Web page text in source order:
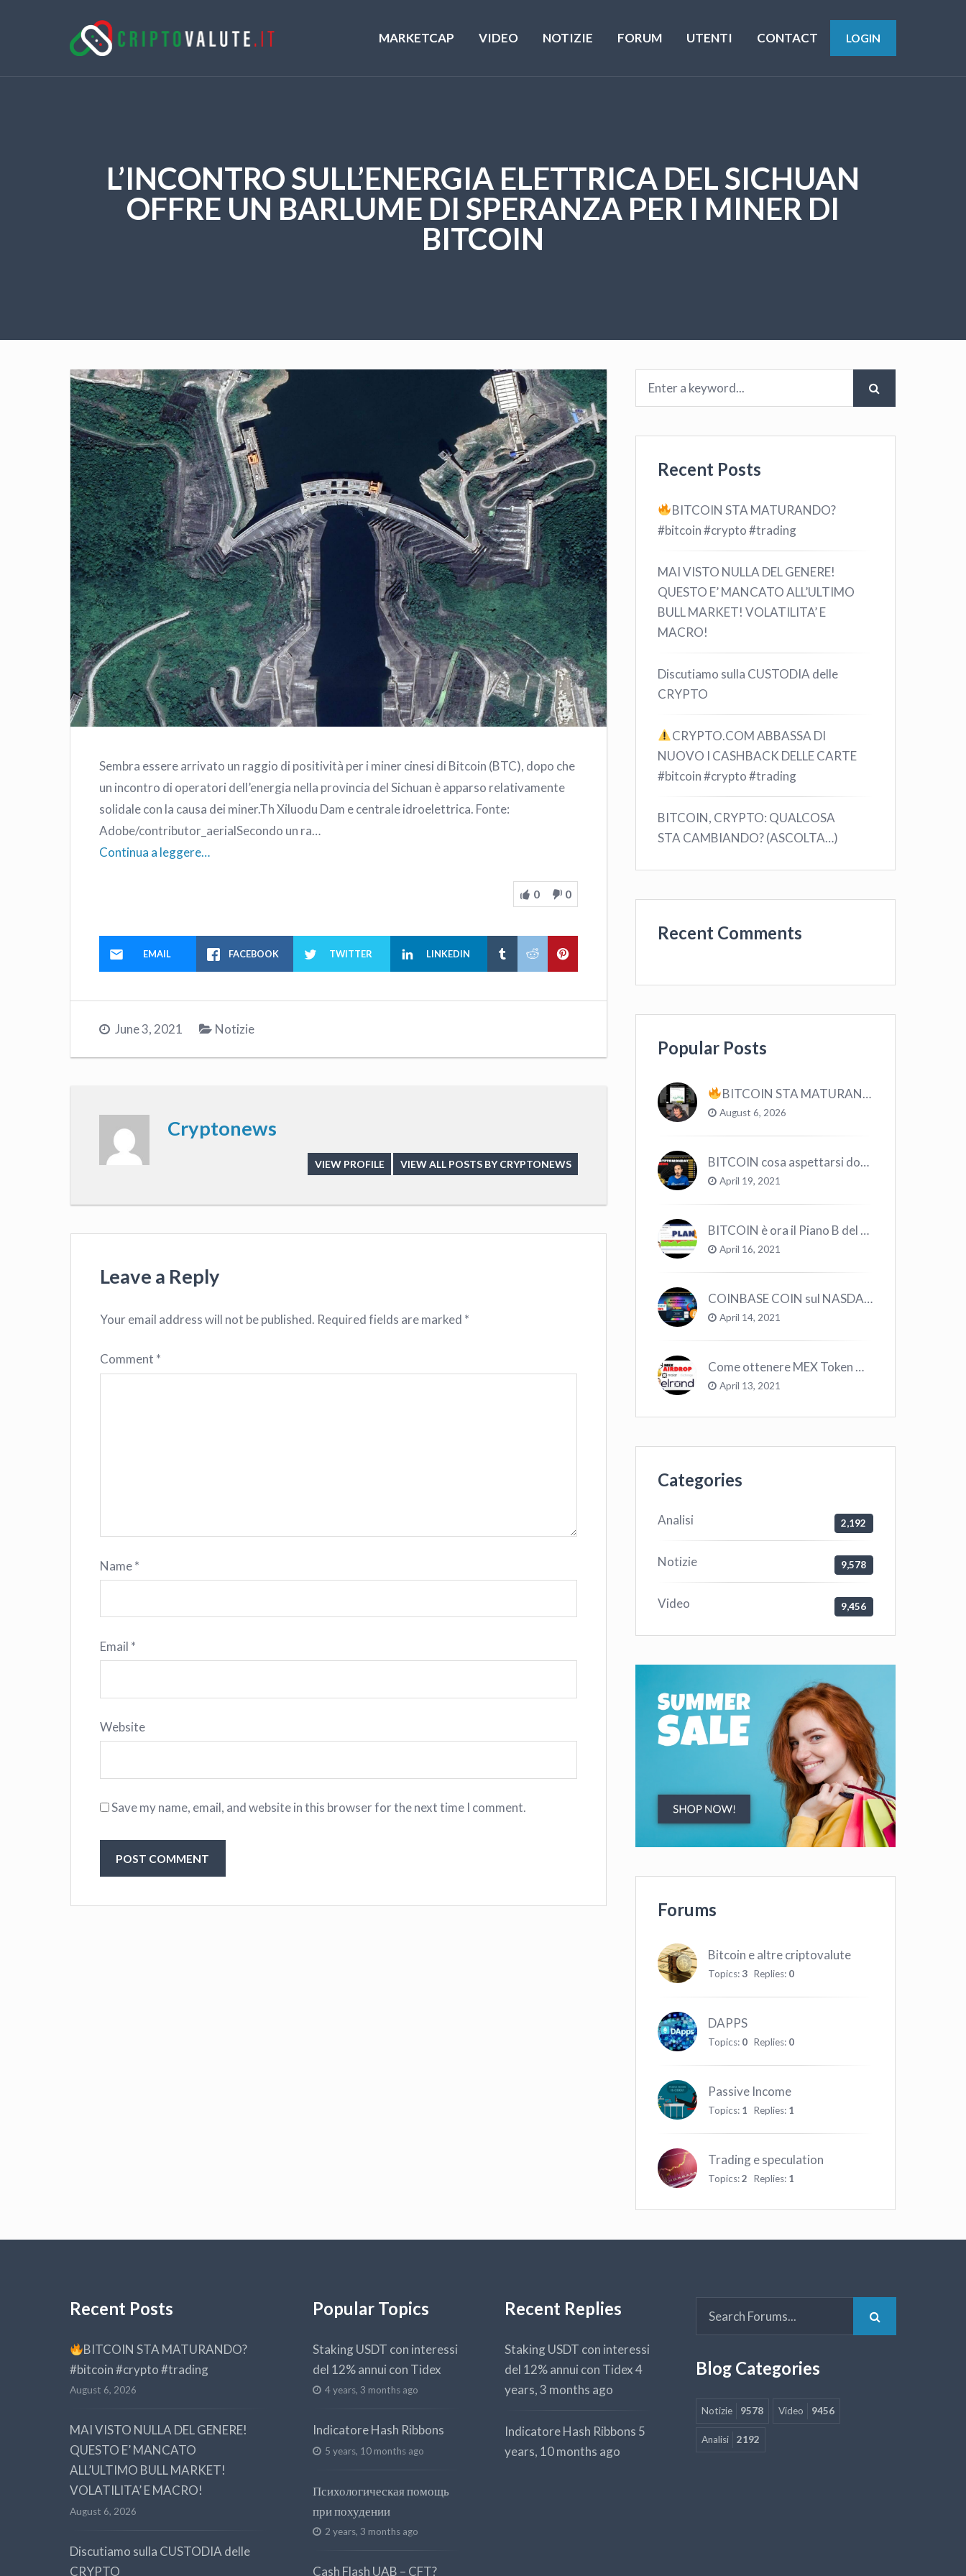
MARKETCAP VIDEO NOTIZIE FORUM UTENTI CONTACT LOGIN
L’INCONTRO SULL’ENERGIA ELETTRICA DEL SICHUAN
OFFRE UN BARLUME DI SPERANZA PER I MINER DI
BITCOIN
Sembra essere arrivato un raggio di positività per i miner cinesi di Bitcoin (BTC), dopo che
un incontro di operatori dell’energia nella provincia del Sichuan è apparso relativamente
solidale con la causa dei miner.Th Xiluodu Dam e centrale idroelettrica. Fonte:
Adobe/contributor_aerialSecondo un ra…
Continua a leggere…
0 0
EMAIL FACEBOOK TWITTER LINKEDIN
June 3, 2021 Notizie
Cryptonews
VIEW PROFILE VIEW ALL POSTS BY CRYPTONEWS
Leave a Reply
Your email address will not be published. Required fields are marked *
Comment *
Name*
Email *
Website
Save my name, email, and website in this browser for the next time I comment.
Recent Posts
BITCOIN STA MATURANDO?
#bitcoin #crypto #trading
MAI VISTO NULLA DEL GENERE!
QUESTO E’ MANCATO ALL’ULTIMO
BULL MARKET! VOLATILITA’ E
MACRO!
Discutiamo sulla CUSTODIA delle
CRYPTO
CRYPTO.COM ABBASSA DI
NUOVO I CASHBACK DELLE CARTE
#bitcoin #crypto #trading
BITCOIN, CRYPTO: QUALCOSA
STA CAMBIANDO? (ASCOLTA…)
Recent Comments
Popular Posts
BITCOIN STA MATURANDO? #bitcoin #crypto #trading
August 6, 2026
BITCOIN cosa aspettarsi dopo il “Crollo”? – CryptoMonday NEWS w16/’21
April 19, 2021
BITCOIN è ora il Piano B del Mondo
April 16, 2021
COINBASE COIN sul NASDAQ e le CRYPTO volano!
April 14, 2021
Come ottenere MEX Token GRATIS su Elrond ?
April 13, 2021
Categories
Analisi 2,192
Notizie 9,578
Video 9,456
Forums
Bitcoin e altre criptovalute
Topics:3 Replies: 0
DAPPS
Topics: 0 Replies: 0
Passive Income
Topics: 1 Replies: 1
Trading e speculation
Topics:2 Replies: 1
Recent Posts
BITCOIN STA MATURANDO?
#bitcoin #crypto #trading
August 6, 2026
MAI VISTO NULLA DEL GENERE!
QUESTO E’ MANCATO
ALL’ULTIMO BULL MARKET!
VOLATILITA’ E MACRO!
August 6, 2026
Discutiamo sulla CUSTODIA delle
CRYPTO
Popular Topics
Staking USDT con interessi
del 12% annui con Tidex
4 years, 3 months ago
Indicatore Hash Ribbons
5 years, 10 months ago
Психологическая помощь
при похудении
2 years, 3 months ago
Cash Flash UAB – CFT?
Recent Replies
Staking USDT con interessi
del 12% annui con Tidex4
years, 3 months ago
Indicatore Hash Ribbons 5
years, 10 months ago
Blog Categories
Notizie 9578 Video 9456
Analisi 2192